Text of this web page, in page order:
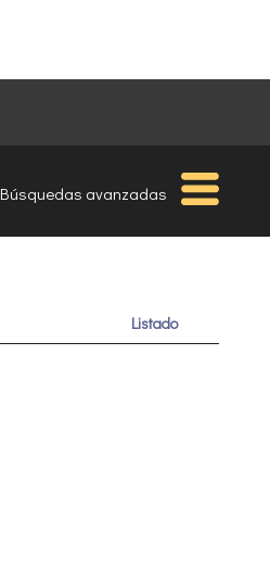
Búsquedas avanzadas
Listado